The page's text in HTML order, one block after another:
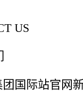
US
团国际站官网